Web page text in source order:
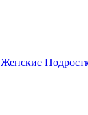
Женские